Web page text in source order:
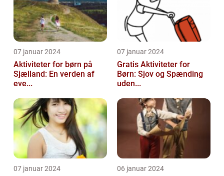
07 januar 2024
Aktiviteter for børn på
Sjælland: En verden af
eve...
07 januar 2024
Gratis Aktiviteter for
Børn: Sjov og Spænding
uden...
07 januar 2024 06 januar 2024